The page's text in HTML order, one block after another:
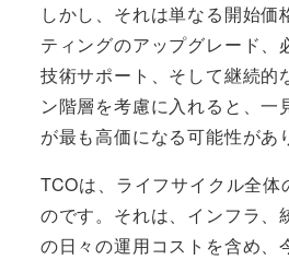
しかし、それは単なる開始価
ティングのアップグレード、
技術サポート、そして継続的
ン階層を考慮に入れると、一
が最も高価になる可能性があ
TCOは、ライフサイクル全体
のです。それは、インフラ、
の日々の運用コストを含め、